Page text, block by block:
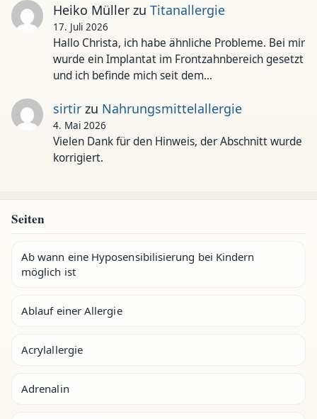
Heiko Müllerzu Titanallergie
17. Juli 2026
Hallo Christa, ich habe ähnliche Probleme. Bei mir
wurde ein Implantat im Frontzahnbereich gesetzt
und ich befinde mich seit dem…
sirtirzu Nahrungsmittelallergie
4. Mai 2026
Vielen Dank für den Hinweis, der Abschnitt wurde
korrigiert.
Seiten
Ab wann eine Hyposensibilisierung bei Kindern
möglich ist
Ablauf einer Allergie
Acrylallergie
Adrenalin